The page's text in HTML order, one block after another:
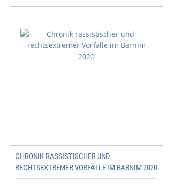
CHRONIK RASSISTISCHER UND
RECHTSEXTREMER VORFÄLLE IM BARNIM 2020